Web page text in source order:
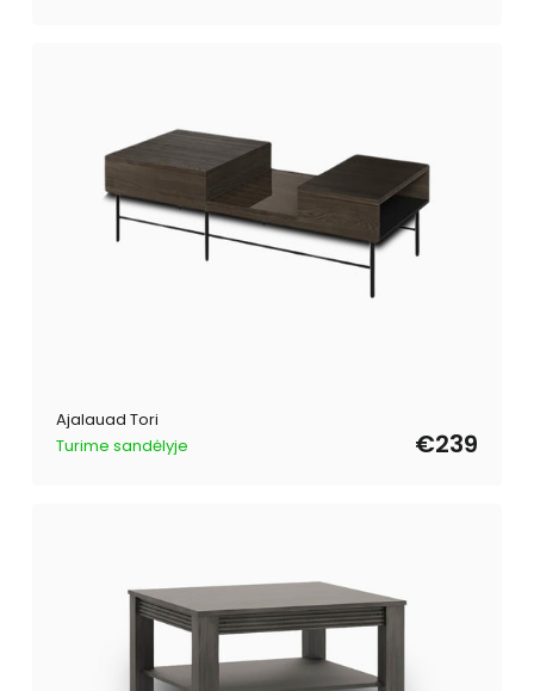
Ajalauad Tori
Turime sandėlyje
€239